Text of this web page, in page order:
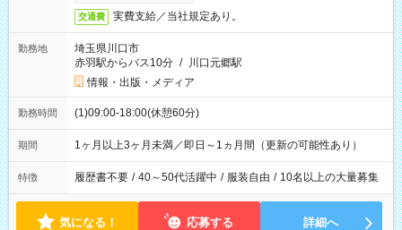
交通費 実費支給／当社規定あり。
勤務地
埼玉県川口市
赤羽駅からバス10分 / 川口元郷駅
情報・出版・メディア
勤務時間 (1)09:00-18:00(休憩60分)
期間 1ヶ月以上3ヶ月未満／即日～1ヵ月間（更新の可能性あり）
特徴 履歴書不要 / 40～50代活躍中 / 服装自由 / 10名以上の大量募集
気になる！ 応募する 詳細へ